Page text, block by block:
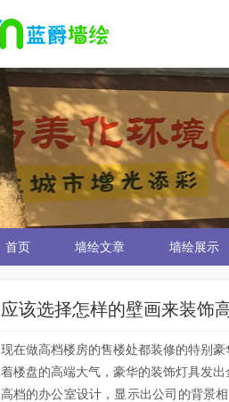
首页 墙绘文章 墙绘展示
应该选择怎样的壁画来装饰
现在做高档楼房的售楼处都装修的特别
着楼盘的高端大气，豪华的装饰灯具发
高档的办公室设计，显示出公司的背景